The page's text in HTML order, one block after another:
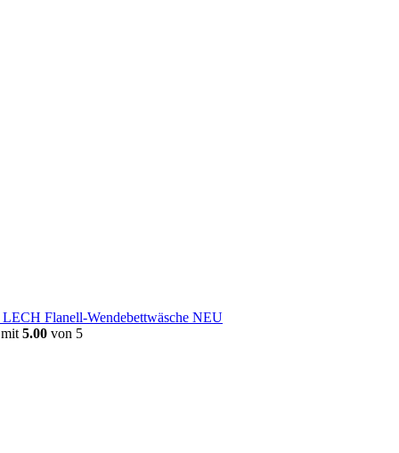
LECH Flanell-Wendebettwäsche NEU
5.00 von 5